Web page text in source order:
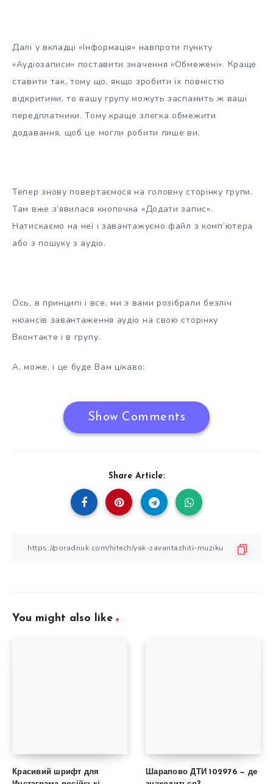
Далі у вкладці «Інформація» навпроти пункту
«Аудіозаписи» поставити значення «Обмежені». Краще
ставити так, тому що, якщо зробити їх повністю
відкритими, то вашу групу можуть заспамить ж ваші
передплатники. Тому краще злегка обмежити
додавання, щоб це могли робити лише ви.
Тепер знову повертаємося на головну сторінку групи.
Там вже з’явилася кнопочка «Додати запис».
Натискаємо на неї і завантажуємо файл з комп’ютера
або з пошуку з аудіо.
Ось, в принципі і все, ми з вами розібрали безліч
нюансів завантаження аудіо на свою сторінку
Вконтакте і в групу.
А, може, і це буде Вам цікаво:
Show Comments
Share Article:
You might also like
Красивий шрифт для
Шарапово ДТИ 102976 — де